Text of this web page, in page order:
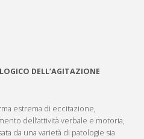
DELL’AGITAZIONE
estrema di eccitazione,
dell’attività verbale e motoria,
da una varietà di patologie sia